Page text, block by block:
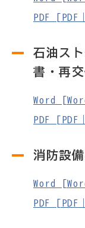
PDF [PDF
石油ス
書・再
Word
PDF [PDF
消防設
Word
PDF [PDF